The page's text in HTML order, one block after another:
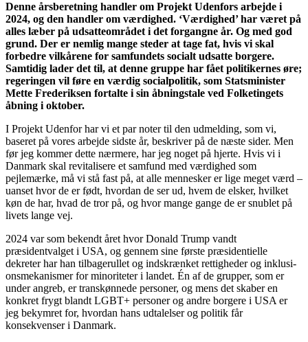
Denne årsberetning handler om Projekt Udenfors arbejde i
2024, og den handler om værdighed. ‘Værdighed’ har været på
alles læber på udsatteområdet i det forgangne år. Og med god
grund. Der er nemlig mange steder at tage fat, hvis vi skal
forbedre vilkårene for samfundets socialt udsatte borgere.
Samtidig lader det til, at denne gruppe har fået politikernes øre;
regeringen vil føre en værdig socialpolitik, som Statsminister
Mette Frederiksen fortalte i sin åbningstale ved Folketingets
åbning i oktober.
I Projekt Udenfor har vi et par noter til den udmelding, som vi,
baseret på vores arbejde sidste år, beskriver på de næste sider. Men
før jeg kommer dette nærmere, har jeg noget på hjerte. Hvis vi i
Danmark skal revitalisere et samfund med værdighed som
pejlemærke, må vi stå fast på, at alle mennesker er lige meget værd –
uanset hvor de er født, hvordan de ser ud, hvem de elsker, hvilket
køn de har, hvad de tror på, og hvor mange gange de er snublet på
livets lange vej.
2024 var som bekendt året hvor Donald Trump vandt
præsidentvalget i USA, og gennem sine første præsidentielle
dekreter har han tilbage­rullet og indskrænket rettigheder og inklusi­
onsmekanismer for minoriteter i landet. Én af de grupper, som er
under angreb, er transkøn­nede personer, og mens det skaber en
konkret frygt blandt LGBT+ personer og andre borgere i USA er
jeg bekymret for, hvordan hans udta­lelser og politik får
konsekvenser i Danmark.